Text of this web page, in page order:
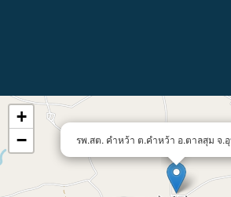
รพ.สต. คำหว้า ต.คำหว้า อ.ตาลสุม จ.
+
−